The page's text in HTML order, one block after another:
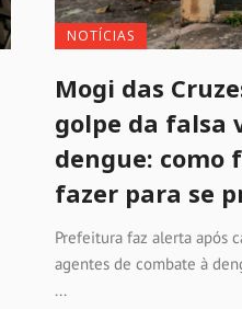
NOTÍCIAS
Mogi das
golpe da falsa
dengue: como
fazer para se
Prefeitura faz alerta após
agentes de combate à
...